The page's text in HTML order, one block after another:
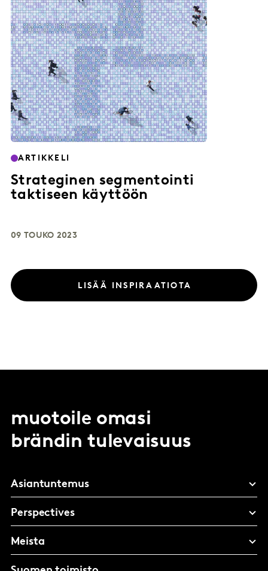
ARTIKKELI
Strateginen segmentointi
taktiseen käyttöön
09 TOUKO 2023
LISÄÄ INSPIRAATIOTA
muotoile omasi
brändin tulevaisuus
Asiantuntemus
Perspectives
Meista